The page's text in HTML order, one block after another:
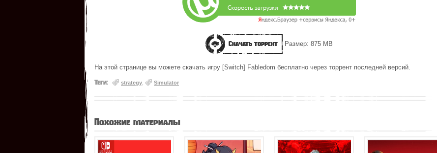
Скачать торрент Размер: 875 MB
На этой странице вы можете скачать игру [Switch] Fabledom бесплатно через торрент последней версий.
Теги: strategy Simulator
Похожие материалы